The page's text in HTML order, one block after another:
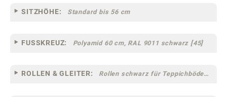
SITZHÖHE: Standard bis 56 cm
FUSSKREUZ: Polyamid 60 cm, RAL 9011 schwarz [45]
ROLLEN & GLEITER: Rollen schwarz für Teppichböden [12] (klein)